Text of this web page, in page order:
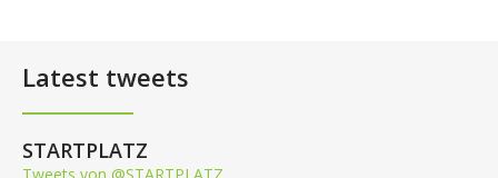
Latest tweets
STARTPLATZ